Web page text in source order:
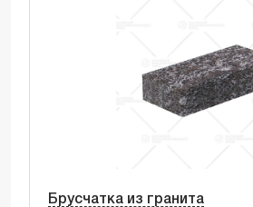
Брусчатка из гранита